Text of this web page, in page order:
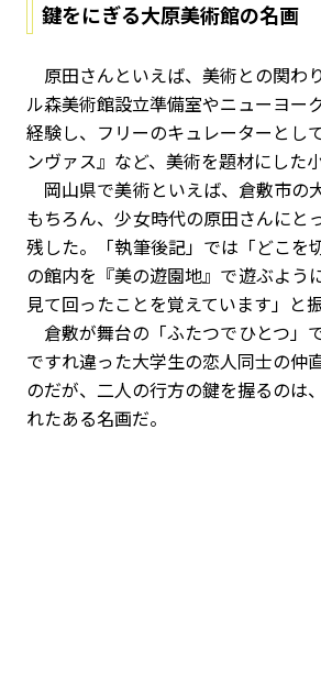
鍵をにぎる大原美術館の名画
原田さんといえば、美術との関わ
ル森美術館設立準備室やニューヨー
経験し、フリーのキュレーターとし
ンヴァス』など、美術を題材にした
岡山県で美術といえば、倉敷市の
もちろん、少女時代の原田さんにと
残した。
「執筆後記」 では「どこを
の館内を『美の遊園地』で遊ぶよう
見て回ったことを覚えています」と
倉敷が舞台の「ふたつでひとつ」
ですれ違った大学生の恋人同士の仲
のだが、二人の行方の鍵を握るのは
れたある名画だ。